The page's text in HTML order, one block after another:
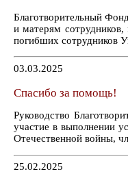
Благотворительный
и матерям
погибших сотрудников
03.03.2025
Спасибо за помощь!
Руководство
участие в выполнении
Отечественной войны,
25.02.2025